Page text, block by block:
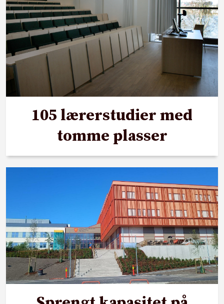
105 lærerstudier med
tomme plasser